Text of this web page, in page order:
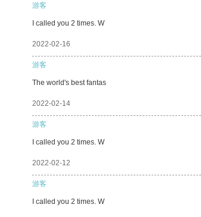
游客
I called you 2 times. W
2022-02-16
游客
The world's best fantas
2022-02-14
游客
I called you 2 times. W
2022-02-12
游客
I called you 2 times. W